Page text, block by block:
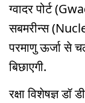
ग्वादर पोर्ट
सबमरीन्स
परमाणु ऊर्जा से
बिछाएगी.
रक्षा विशेषज्ञ डॉ